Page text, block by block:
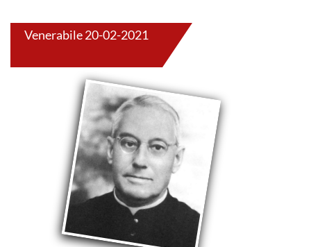
Venerabile 20-02-2021